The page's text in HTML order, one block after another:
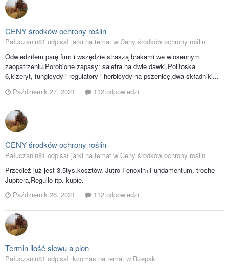
CENY środków ochrony roślin
Pałuczanin81 odpisał jarki na temat w Ceny środków ochrony roślin
Odwiedziłem parę firm i wszędzie straszą brakami we wiosennym
zaopatrzeniu.Porobione zapasy: saletra na dwie dawki,Polifoska
6,kizeryt, fungicydy i regulatory i herbicydy na pszenicę,dwa składniki...
Październik 27, 2021
112 odpowiedzi
CENY środków ochrony roślin
Pałuczanin81 odpisał jarki na temat w Ceny środków ochrony roślin
Przecież już jest 3,5tys.kosztów. Jutro Fenoxin+Fundamentum, trochę
Jupitera,Regullo itp. kupię.
Październik 26, 2021
112 odpowiedzi
Termin ilość siewu a plon
Pałuczanin81 odpisał ikcomas na temat w Rzepak